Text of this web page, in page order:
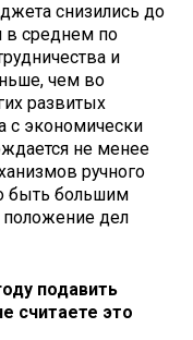
снизились до
в среднем по
и
чем во
развитых
с экономически
не менее
ручного
быть большим
положение дел
подавить
считаете это